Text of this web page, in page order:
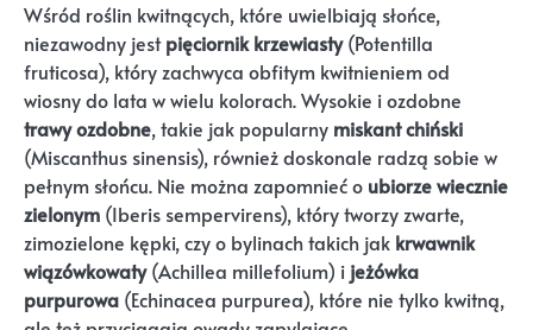
Wśród roślin kwitnących, które uwielbiają słońce,
niezawodny jestpięciornik krzewiasty(Potentilla
fruticosa), który zachwyca obfitym kwitnieniem od
wiosny do lata w wielu kolorach. Wysokie i ozdobne
trawy ozdobne, takie jak popularny miskant chiński
(Miscanthus sinensis), również doskonale radzą sobie w
pełnym słońcu. Nie można zapomnieć o ubiorze wiecznie
zielonym (Iberis sempervirens), który tworzy zwarte,
zimozielone kępki, czy o bylinach takich jak krwawnik
wiązówkowaty(Achillea millefolium) i jeżówka
purpurowa (Echinacea purpurea), które nie tylko kwitną,